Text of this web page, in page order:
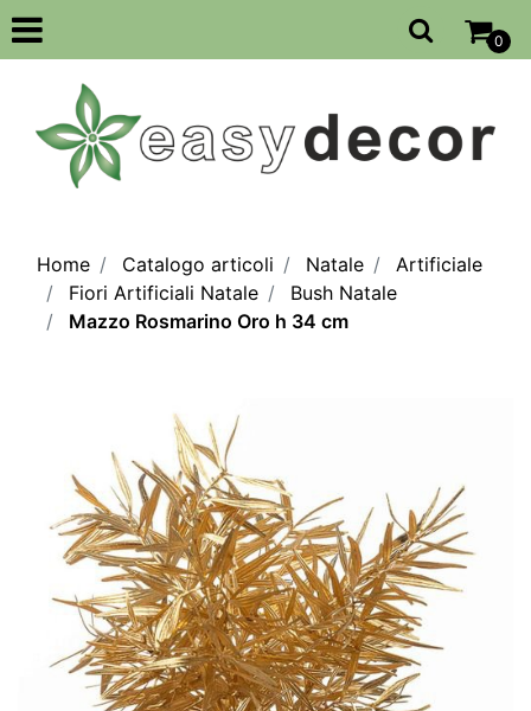
Open
0
Home Catalogo articoli Natale
Artificiale
Fiori Artificiali Natale
Bush Natale
Mazzo Rosmarino Oro h 34 cm